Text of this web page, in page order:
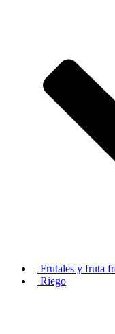
Frutales y fruta
Riego